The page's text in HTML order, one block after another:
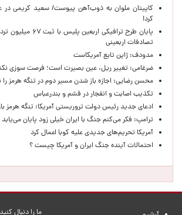
کاپیتان ملوان به ذوب‌آهن پیوست/ سعید کریمی
کرد!
تصادفات اربعینی
مدودف: ژاپن تابع آمریکاست
ضرغامی: تغییر ریل، عین بصیرت است؛ فرصت سوزی
محسن رضایی: اجازه باز شدن مسیر دوم در تنگه هرمز را
تکذیب اصابت و انفجار در قشم و بندرعباس
ادعای جدید رئیس دولت تروریستی آمریکا: تنگه هرمز
ترامپ: فکر می‌کنم جنگ با ایران خیلی زود پایان می‌یابد
آمریکا تحریم‌های جدیدی علیه کوبا اعمال کرد
احتمالات آینده جنگ ایران و آمریکا چیست ؟
ما را دنبال